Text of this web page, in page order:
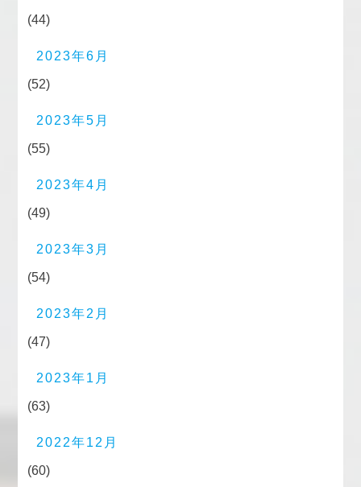
(44)
2023年6月
(52)
2023年5月
(55)
2023年4月
(49)
2023年3月
(54)
2023年2月
(47)
2023年1月
(63)
2022年12月
(60)